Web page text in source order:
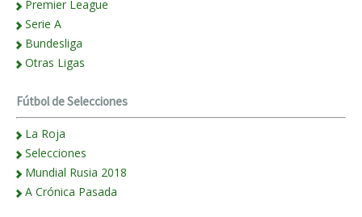
Premier League
Serie A
Bundesliga
Otras Ligas
Fútbol de Selecciones
La Roja
Selecciones
Mundial Rusia 2018
A Crónica Pasada